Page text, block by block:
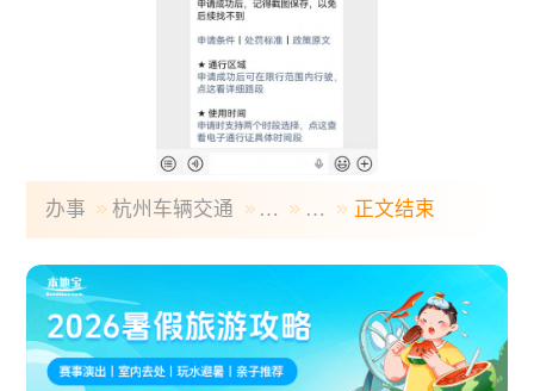
办事 杭州车辆交通 … … 正文结束